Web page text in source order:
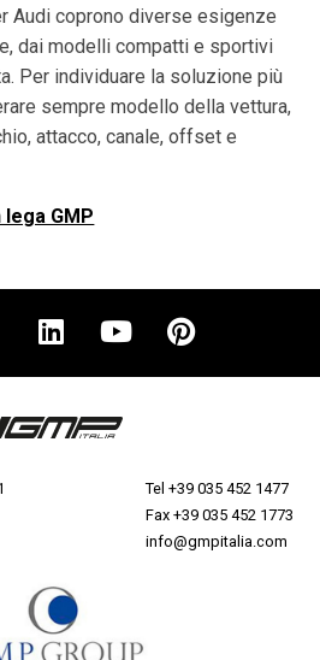
Audi coprono diverse esigenze
dai modelli compatti e sportivi
Per individuare la soluzione più
sempre modello della vettura,
attacco, canale, offset e
GMP
Tel +39 035 452 1477
Fax +39 035 452 1773
info@gmpitalia.com